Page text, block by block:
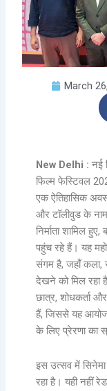
March
New Delhi : नई
फिल्म फेस्टिवल
एक ऐतिहासिक
और टॉलीवुड के
निर्माता शामिल
पहुंच रहे हैं। यह
संगम है, जहाँ कला,
देखने को मिल रहा
छात्र, शोधकर्ता
हैं, जिससे यह
के लिए प्रेरणा का
इस उत्सव में सिनेमा
रहा है। यही नहीं